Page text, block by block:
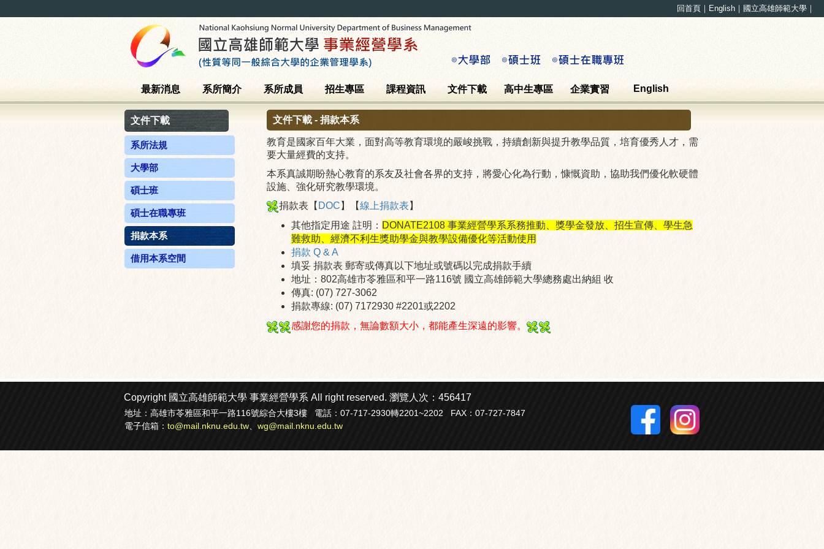
回首頁 ｜ English ｜ 國立高雄師範大學 ｜
最新消息 系所簡介 系所成員 招生專區 課程資訊 文件下載 高中生專區 企業實習 English
文件下載
系所法規
大學部
碩士班
碩士在職專班
捐款本系
借用本系空間
文件下載 - 捐款本系
教育是國家百年大業，面對高等教育環境的嚴峻挑戰，持續創新與提升教學品質，培育優秀人才，需
要大量經費的支持。
本系真誠期盼熱心教育的系友及社會各界的支持，將愛心化為行動，慷慨資助，協助我們優化軟硬體
設施、強化研究教學環境。
捐款表【 DOC 】【線上捐款表 】
其他指定用途 註明： DONATE2108 事業經營學系系務推動、獎學金發放、招生宣傳、學生急
難救助、經濟不利生獎助學金與教學設備優化等活動使用
捐款 Q & A
填妥 捐款表 郵寄或傳真以下地址或號碼以完成捐款手續
地址：802高雄市苓雅區和平一路116號 國立高雄師範大學總務處出納組 收 ​
傳真: (07) 727-3062
捐款專線: (07) 7172930 #2201或2202
感謝您的捐款，無論數額大小，都能產生深遠的影響。
Copyright 國立高雄師範大學 事業經營學系 All right reserved. 瀏覽人次：456417
地址：高雄市苓雅區和平一路116號綜合大樓3樓 電話：07-717-2930轉2201~2202 FAX：07-727-7847
電子信箱： to@mail.nknu.edu.tw wg@mail.nknu.edu.tw